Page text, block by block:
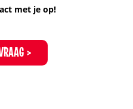
met je op!